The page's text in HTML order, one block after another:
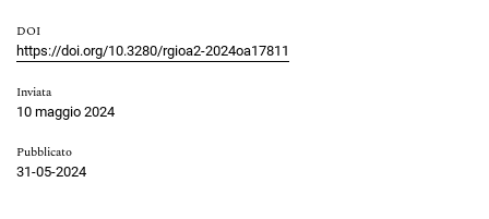
DOI
https://doi.org/10.3280/rgioa2-2024oa17811
Inviata
10 maggio 2024
Pubblicato
31-05-2024